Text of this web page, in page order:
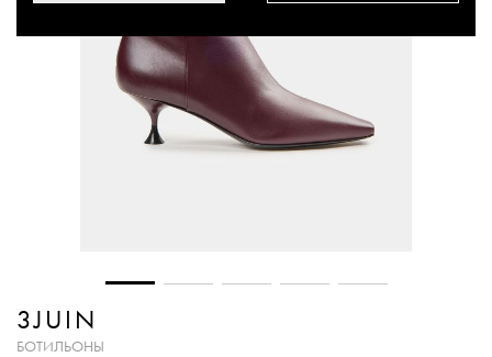
3JUIN
БОТИЛЬОНЫ